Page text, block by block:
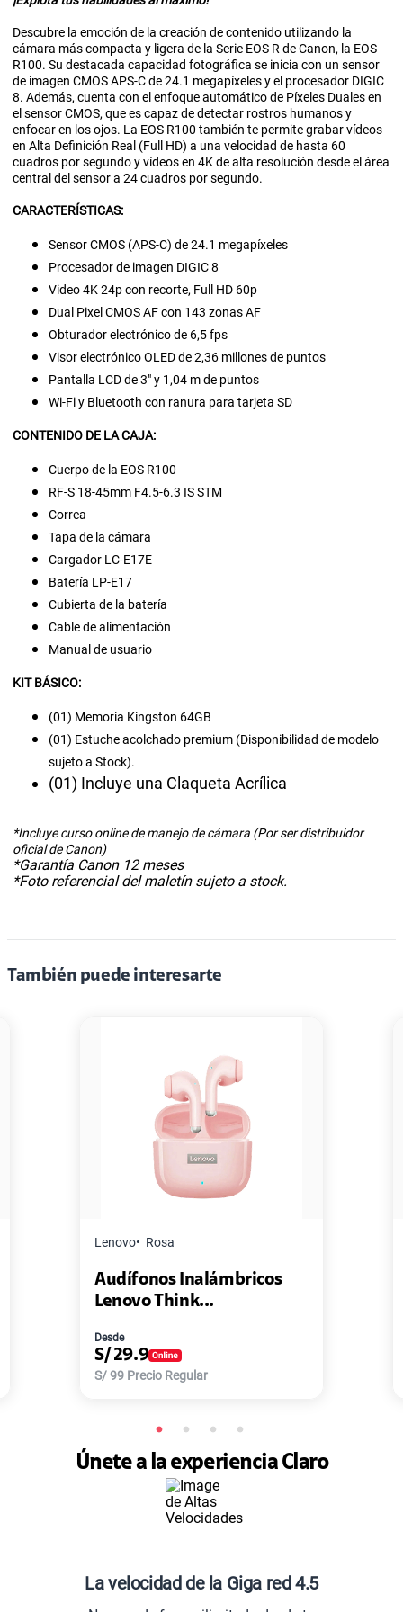
Descubre la emoción de la creación de contenido utilizando la
cámara más compacta y ligera de la Serie EOS R de Canon, la EOS
R100. Su destacada capacidad fotográfica se inicia con un sensor
de imagen CMOS APS-C de 24.1 megapíxeles y el procesador DIGIC
8. Además, cuenta con el enfoque automático de Píxeles Duales en
el sensor CMOS, que es capaz de detectar rostros humanos y
enfocar en los ojos. La EOS R100 también te permite grabar vídeos
en Alta Definición Real (Full HD) a una velocidad de hasta 60
cuadros por segundo y vídeos en 4K de alta resolución desde el área
central del sensor a 24 cuadros por segundo.
CARACTERÍSTICAS:
Sensor CMOS (APS-C) de 24.1 megapíxeles
Procesador de imagen DIGIC 8
Video 4K 24p con recorte, Full HD 60p
Dual Pixel CMOS AF con 143 zonas AF
Obturador electrónico de 6,5 fps
Visor electrónico OLED de 2,36 millones de puntos
Pantalla LCD de 3" y 1,04 m de puntos
Wi-Fi y Bluetooth con ranura para tarjeta SD
CONTENIDO DE LA CAJA:
Cuerpo de la EOS R100
RF-S 18-45mm F4.5-6.3 IS STM
Correa
Tapa de la cámara
Cargador LC-E17E
Batería LP-E17
Cubierta de la batería
Cable de alimentación
Manual de usuario
KIT BÁSICO:
(01) Memoria Kingston 64GB
(01) Estuche acolchado premium (Disponibilidad de modelo
sujeto a Stock).
(01) Incluye una Claqueta Acrílica
*Incluye curso online de manejo de cámara (Por ser distribuidor
oficial de Canon)
*Garantía Canon 12 meses
*Foto referencial del maletín sujeto a stock.
También puede interesarte
Pack de 2 Power Bank
Únete a la experiencia Claro
La velocidad de la Giga red 4.5